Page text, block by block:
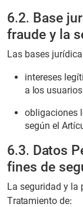
6.2. Base
fraude y la
Las bases
intereses
a los
obligaciones
según el
6.3. Datos
fines de
La seguridad y la
Tratamiento de: